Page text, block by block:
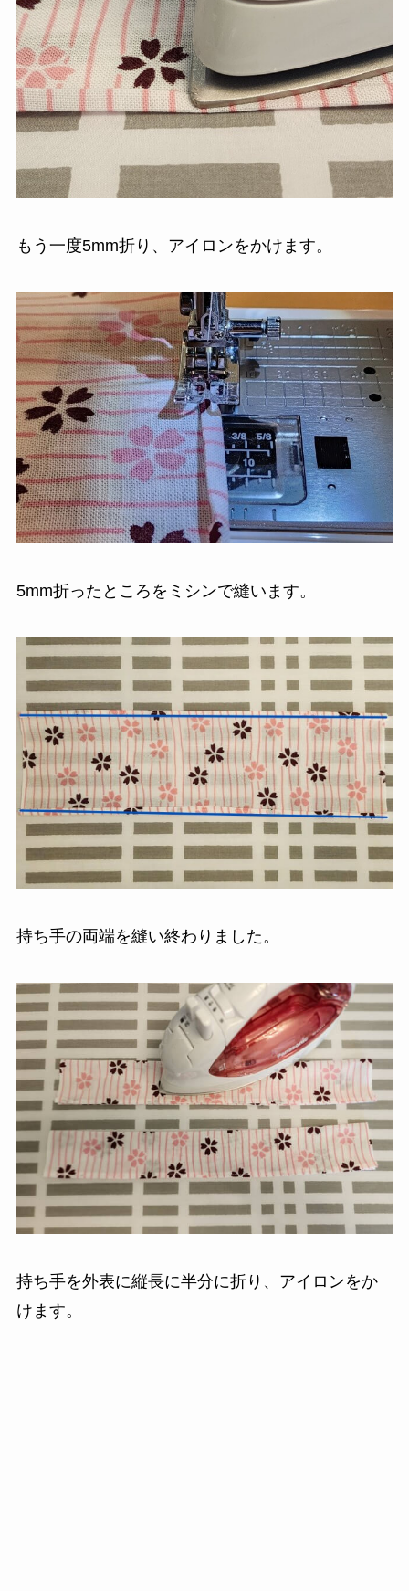
もう一度5mm折り、アイロンをかけます。
5mm折ったところをミシンで縫います。
持ち手の両端を縫い終わりました。
持ち手を外表に縦長に半分に折り、アイロンをか
けます。